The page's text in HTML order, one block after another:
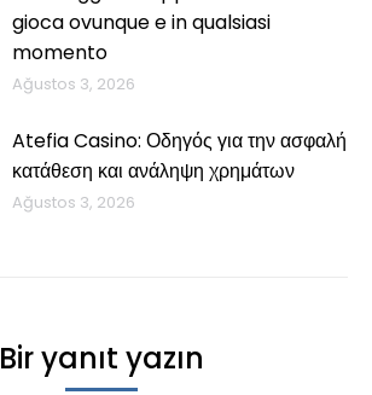
gioca ovunque e in qualsiasi
momento
Ağustos 3, 2026
Atefia Casino: Οδηγός για την ασφαλή
κατάθεση και ανάληψη χρημάτων
Ağustos 3, 2026
Bir yanıt yazın